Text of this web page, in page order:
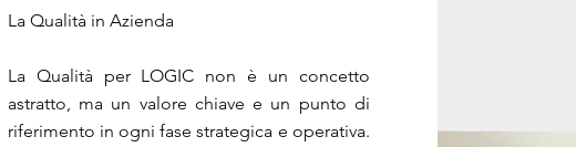
La Qualità in Azienda
La Qualità per LOGIC non è un concetto
astratto, ma un valore chiave e un punto di
riferimento in ogni fase strategica e operativa.